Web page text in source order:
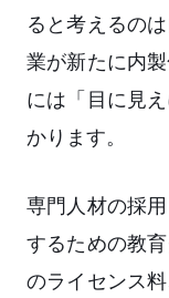
ると考えるの
業が新たに内
には「目に見
かります。
専門人材の採
するための教
のライセンス